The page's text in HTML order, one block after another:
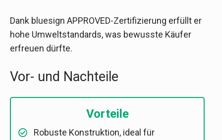
Dank bluesign APPROVED-Zertifizierung erfüllt er
hohe Umweltstandards, was bewusste Käufer
erfreuen dürfte.
Vor- und Nachteile
Vorteile
Robuste Konstruktion, ideal für